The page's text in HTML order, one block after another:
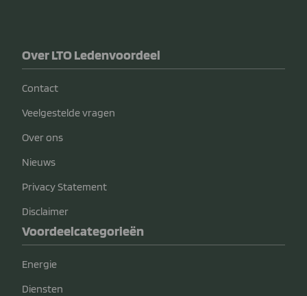
Over LTO Ledenvoordeel
Contact
Veelgestelde vragen
Over ons
Nieuws
Privacy Statement
Disclaimer
Voordeelcategorieën
Energie
Diensten